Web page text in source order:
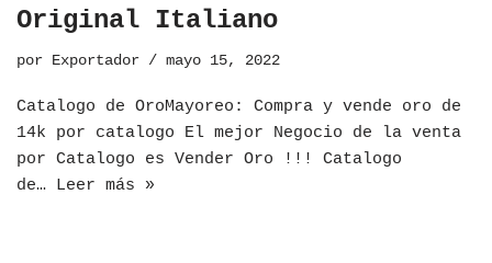
Original Italiano
por Exportador mayo 15, 2022
​Catalogo de OroMayoreo: Compra y vende oro de
14k por catalogo El mejor Negocio de la venta
por Catalogo es Vender Oro !!! Catalogo
de… Leer más »